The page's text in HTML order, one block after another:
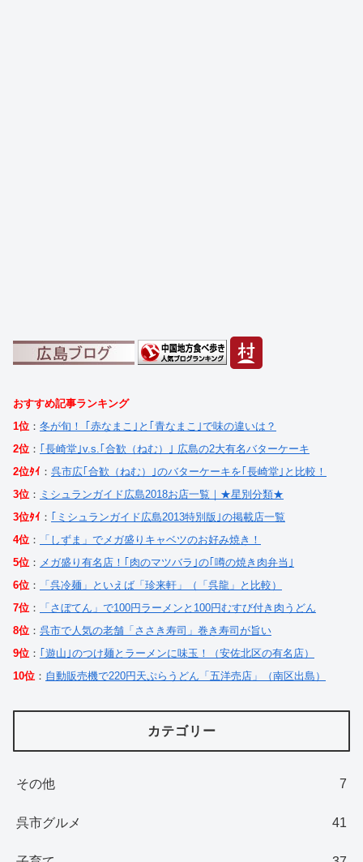
おすすめ記事ランキング
1位 ： 冬が旬！ ｢赤なまこ｣と｢青なまこ｣で味の違いは？
2位 ： ｢長崎堂｣v.s.｢合歓（ねむ）｣ 広島の2大有名バターケーキ
2位ﾀｲ ： 呉市広｢合歓（ねむ）｣のバターケーキを｢長崎堂｣と比較！
3位 ： ミシュランガイド広島2018お店一覧｜★星別分類★
3位ﾀｲ ： ｢ミシュランガイド広島2013特別版｣の掲載店一覧
4位 ：
「しずま」でメガ盛りキャベツのお好み焼き！
5位 ： メガ盛り有名店！｢肉のマツバラ｣の｢噂の焼き肉弁当｣
6位 ：
「呉冷麺」といえば「珍来軒」（「呉龍」と比較）
7位 ：
「さぼてん」で100円ラーメンと100円むすび付き肉うどん
8位 ： 呉市で人気の老舗「ささき寿司」巻き寿司が旨い
9位 ： ｢遊山｣のつけ麺とラーメンに味玉！（安佐北区の有名店）
10位 ： 自動販売機で220円天ぷらうどん「五洋売店」（南区出島）
カテゴリー
その他 7
呉市グルメ 41